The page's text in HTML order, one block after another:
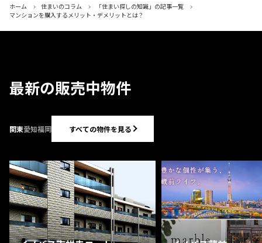
ホーム 住まいのコラム
「住まい探しの知識」の記事一覧
マンションを購入するメリット・デメリットとは？
最新の販売中物件
関東愛知福岡 すべての物件を見る